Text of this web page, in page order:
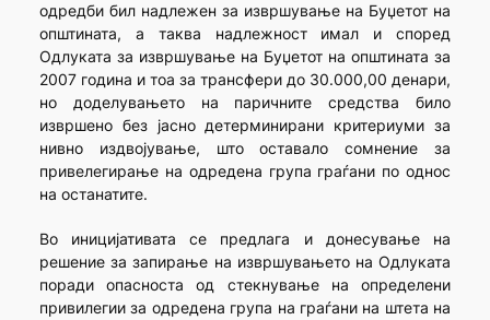
одредби бил надлежен за извршување на Буџетот на
општината, а таква надлежност имал и според
Одлуката за извршување на Буџетот на општината за
2007 година и тоа за трансфери до 30.000,00 денари,
но доделувањето на паричните средства било
извршено без јасно детерминирани критериуми за
нивно издвојување, што оставало сомнение за
привелегирање на одредена група граѓани по однос
на останатите.
Во иницијативата се предлага и донесување на
решение за запирање на извршувањето на Одлуката
поради опасноста од стекнување на определени
привилегии за одредена група на граѓани на штета на